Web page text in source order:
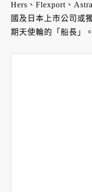
Hers、Flexport、
國及日本上市公司或
期天使輪的「船長」。